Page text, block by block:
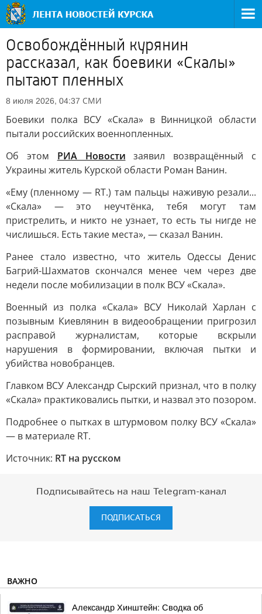
Освобождённый курянин
рассказал, как боевики «Скалы»
пытают пленных
8 июля 2026, 04:37 СМИ
Боевики полка ВСУ «Скала» в Винницкой области
пытали российских военнопленных.
Об этом РИА Новости заявил возвращённый с
Украины житель Курской области Роман Ванин.
«Ему (пленному — RT.) там пальцы наживую резали...
«Скала» — это неучтёнка, тебя могут там
пристрелить, и никто не узнает, то есть ты нигде не
числишься. Есть такие места», — сказал Ванин.
Ранее стало известно, что житель Одессы Денис
Багрий-Шахматов скончался менее чем через две
недели после мобилизации в полк ВСУ «Скала».
Военный из полка «Скала» ВСУ Николай Харлан с
позывным Киевлянин в видеообращении пригрозил
расправой журналистам, которые вскрыли
нарушения в формировании, включая пытки и
убийства новобранцев.
Главком ВСУ Александр Сырский признал, что в полку
«Скала» практиковались пытки, и назвал это позором.
Подробнее о пытках в штурмовом полку ВСУ «Скала»
— в материале RT.
Источник: RT на русском
Подписывайтесь на наш Telegram-канал
ПОДПИСАТЬСЯ
ВАЖНО
Александр Хинштейн: Сводка об